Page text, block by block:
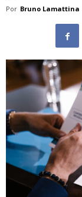
Por Bruno Lamattina